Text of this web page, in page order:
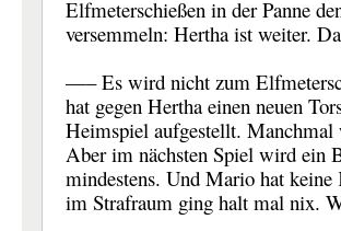
Elfmeterschießen in der Panne
versemmeln: Hertha ist weiter.
—– Es wird nicht zum
hat gegen Hertha einen neuen
Heimspiel aufgestellt.
Aber im nächsten Spiel wird ein
mindestens. Und Mario hat
im Strafraum ging halt mal nix.